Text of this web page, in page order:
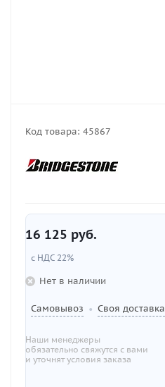
Код товара: 45867
16 125 руб.
с НДС 22%
Нет в наличии
Самовывоз • Своя доставка
Наши менеджеры
обязательно свяжутся с вами
и уточнят условия заказа